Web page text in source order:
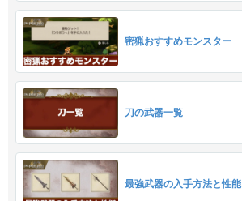
密猟おすすめモンスター
刀の武器一覧
最強武器の入手方法と性能